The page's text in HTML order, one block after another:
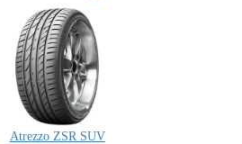
Atrezzo ZSR SUV